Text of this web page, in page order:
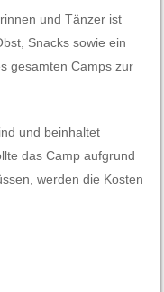
und Tänzer ist
Snacks sowie ein
gesamten Camps zur
und beinhaltet
das Camp aufgrund
werden die Kosten